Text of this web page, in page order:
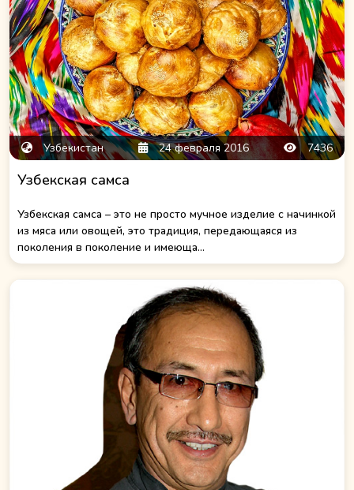
Узбекистан 24 февраля 2016 7436
Узбекская самса
Узбекская самса – это не просто мучное изделие с начинкой
из мяса или овощей, это традиция, передающаяся из
поколения в поколение и имеюща...